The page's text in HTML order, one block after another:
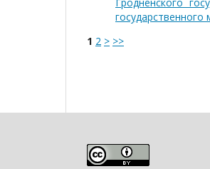
государственного
1 2 > >>